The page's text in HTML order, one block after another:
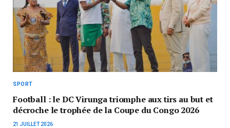
SPORT
Football : le DC Virunga triomphe aux tirs au but et
décroche le trophée de la Coupe du Congo 2026
21 JUILLET 2026